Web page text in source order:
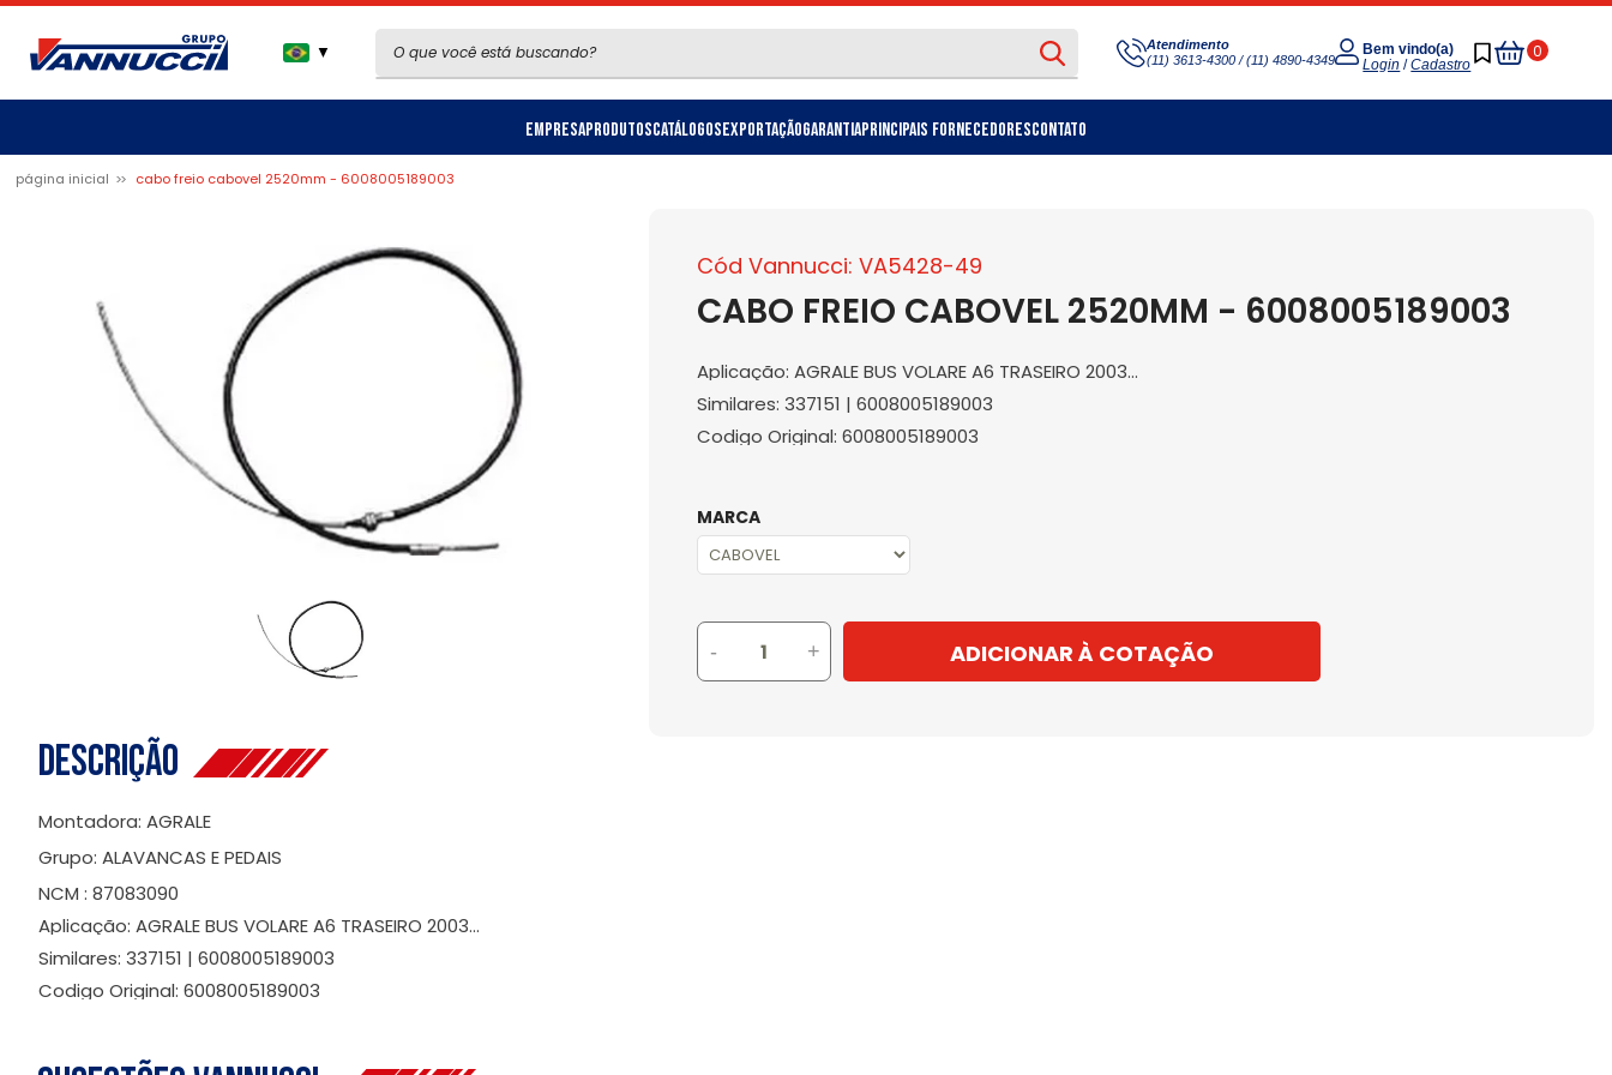
▼
Atendimento
(11) 3613-4300 / (11) 4890-4349
Bem vindo(a)
Login /Cadastro
0
Meu
Carrinho
EmpresaProdutosCatálogosExportaçãoGarantiaPrincipais FornecedoresContato
página inicial cabo freio cabovel 2520mm - 6008005189003
Cód Vannucci: VA5428-49
CABO FREIO CABOVEL 2520MM - 6008005189003
Aplicação: AGRALE BUS VOLARE A6 TRASEIRO 2003...
Similares: 337151 | 6008005189003
Codigo Original: 6008005189003
MARCA
- + ADICIONAR À COTAÇÃO
Descrição
Montadora: AGRALE
Grupo: ALAVANCAS E PEDAIS
NCM : 87083090
Aplicação: AGRALE BUS VOLARE A6 TRASEIRO 2003...
Similares: 337151 | 6008005189003
Codigo Original: 6008005189003